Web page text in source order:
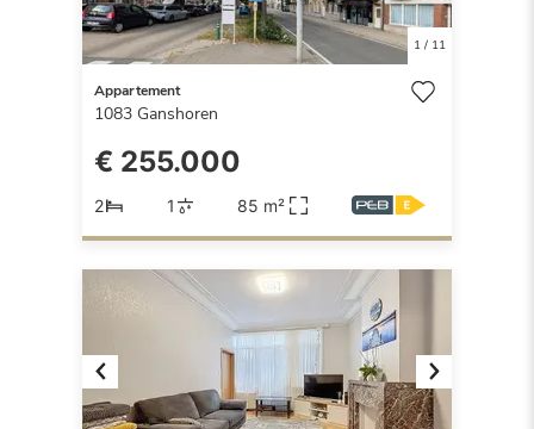
1/ 11
Appartement
1083 Ganshoren
€ 255.000
2 1 85 m²
Previous Next